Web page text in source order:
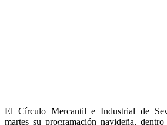
El Círculo Mercantil e Industrial de
martes su programación navideña,